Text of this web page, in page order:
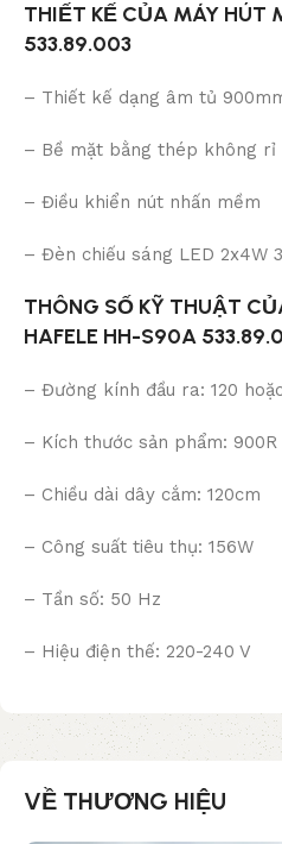
THIẾT KẾ CỦA MÁY HÚT
533.89.003
– Thiết kế dạng âm tủ
– Bề mặt bằng thép không rỉ
– Điều khiển nút nhấn mềm
– Đèn chiếu sáng LED 2x4W
THÔNG SỐ KỸ THUẬT
HAFELE HH-S90A
– Đường kính đầu ra: 120
– Kích thước sản phẩm:
– Chiều dài dây cắm: 120cm
– Công suất tiêu thụ: 156W
– Tần số: 50 Hz
– Hiệu điện thế: 220-240 V
VỀ THƯƠNG HIỆU